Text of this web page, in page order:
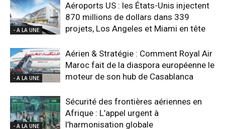
- A LA UNE
Aéroports US : les États-Unis injectent
870 millions de dollars dans 339
projets, Los Angeles et Miami en tête
- A LA UNE
Aérien & Stratégie : Comment Royal Air
Maroc fait de la diaspora européenne le
moteur de son hub de Casablanca
- A LA UNE
Sécurité des frontières aériennes en
Afrique : L’appel urgent à
l’harmonisation globale